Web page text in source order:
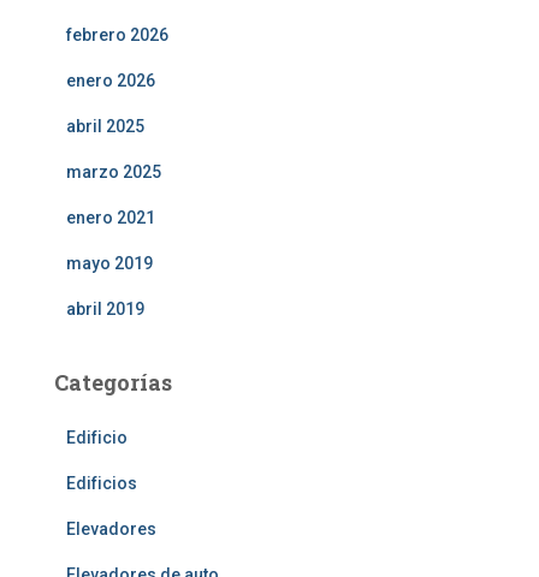
febrero 2026
enero 2026
abril 2025
marzo 2025
enero 2021
mayo 2019
abril 2019
Categorías
Edificio
Edificios
Elevadores